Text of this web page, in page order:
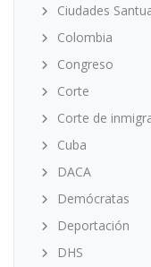
Ciudades
Colombia
Congreso
Corte
Corte de
Cuba
DACA
Demócratas
Deportación
DHS